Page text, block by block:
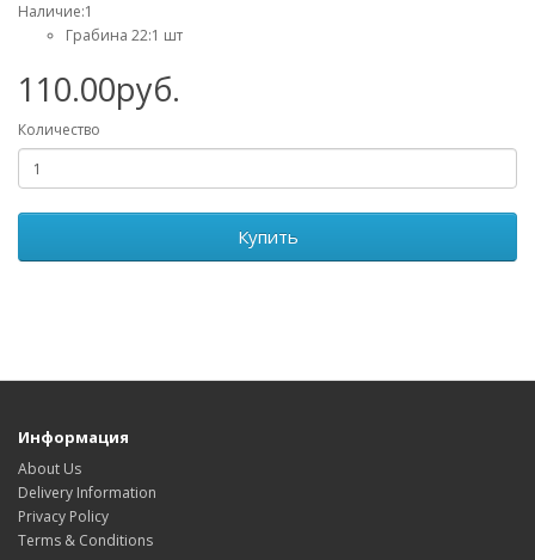
Наличие:1
Грабина 22:1 шт
110.00руб.
Количество
Купить
Информация
About Us
Delivery Information
Privacy Policy
Terms & Conditions